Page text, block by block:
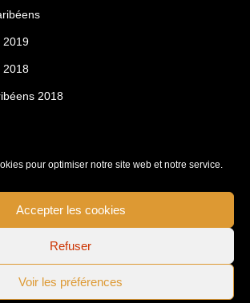
pour optimiser notre site web et notre service.
Accepter les cookies
Refuser
Voir les préférences
2019
2018
2018